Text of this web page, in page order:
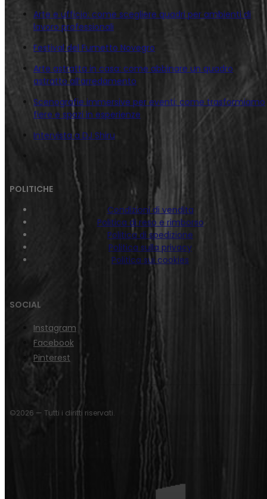
Arte e ufficio: come scegliere quadri per ambienti di
lavoro professionali
Festival del Fumetto Novegro
Arte astratta in casa: come abbinare un quadro
astratto all’arredamento
Scenografie immersive per eventi: come trasformiamo
fiere e spazi in esperienze
Intervista a DJ Shiru
POLITICHE
Condizioni di vendita
Politica di reso e rimborso
Politica di spedizione
Politica sulla privacy
Politica sui cookies
SOCIAL
Instagram
Facebook
Pinterest
©2026 — Tutti i diritti riservati.